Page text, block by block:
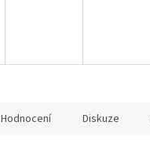
Hodnocení Diskuze